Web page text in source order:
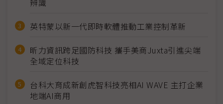
辨識
英特蒙以新一代即時軟體推動工業控制革新
昕力資訊跨足國防科技 攜手美商Juxta引進尖端
全域定位科技
台科大育成新創虎智科技亮相AI WAVE 主打企業
地端AI商用